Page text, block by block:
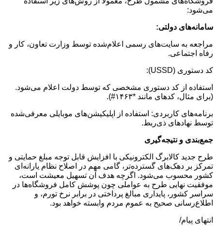
می‌شود:
سامانه‌های دولتی:
مراجعه به سایت‌های رسمی اعلام‌شده توسط وزارت تعاون، کار و
رفاه اجتماعی.
کد دستوری (USSD):
استفاده از کد دستوری مشخصی که توسط دولت اعلام می‌شود.
(برای مثال، کدهای مانند *۱۴۶۳#).
برنامه‌های کاربردی: استفاده از اپلیکیشن‌های موبایلی معرفی‌شده
توسط نهادهای ذی‌ربط.
جمع‌بندی و نتیجه‌گیری
طرح جدید کالابرگ الکترونیکی با افزایش قابل توجه مبلغ حمایتی و
تمرکز بر دهک‌های گسترده‌تر، گامی مهم در اصلاح نظام یارانه‌ای
کشور محسوب می‌شود. اگرچه هدف آن تسهیل معیشت است،
موفقیت نهایی طرح به عواملی چون پوشش کامل فروشگاه‌ها در
سراسر کشور، پایداری مبالغ پرداختی در برابر نرخ تورم، و
اطلاع‌رسانی صحیح به عموم مردم وابسته خواهد بود.
انتهای پیام/